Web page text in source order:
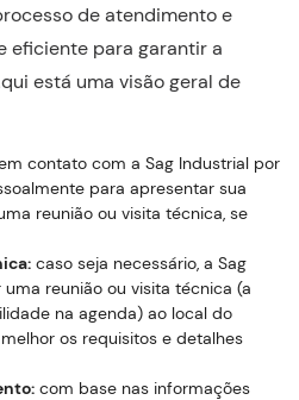
de atendimento e
eficiente para garantir a
está uma visão geral de
contato com a Sag Industrial por
para apresentar sua
reunião ou visita técnica, se
caso seja necessário, a Sag
reunião ou visita técnica (a
na agenda) ao local do
os requisitos e detalhes
com base nas informações